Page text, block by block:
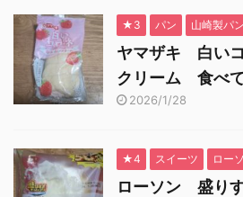
★3 パン 山崎製パン
ヤマザキ 白い
クリーム 食べて
2026/1/28
★4 スイーツ ロー
ローソン 盛り